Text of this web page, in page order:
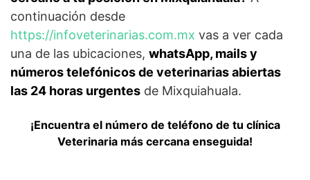
continuación desde
https://infoveterinarias.com.mx vas a ver cada
una de las ubicaciones, whatsApp, mails y
números telefónicos de veterinarias abiertas
las 24 horas urgentes de Mixquiahuala.
¡Encuentra el número de teléfono de tu clínica
Veterinaria más cercana enseguida!